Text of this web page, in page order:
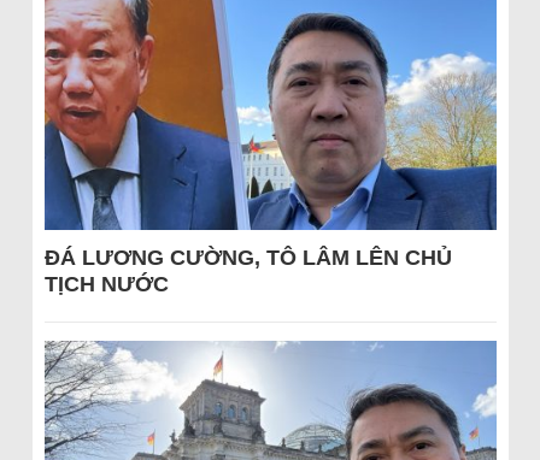
ĐÁ LƯƠNG CƯỜNG, TÔ LÂM LÊN CHỦ
TỊCH NƯỚC